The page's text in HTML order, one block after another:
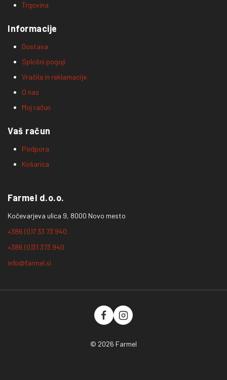
Trgovina
Informacije
Dostava
Splošni pogoji
Vračila in reklamacije
O nas
Moj račun
Vaš račun
Podpora
Košarica
Farmel d.o.o.
Kočevarjeva ulica 9, 8000 Novo mesto
+386 (0)7 33 73 940
+386 (0)31 373 940
info@farmel.si
© 2026 Farmel